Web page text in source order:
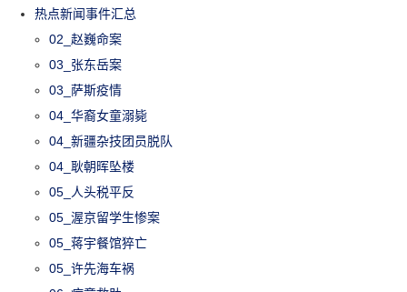
热点新闻事件汇总
02_赵巍命案
03_张东岳案
03_萨斯疫情
04_华裔女童溺毙
04_新疆杂技团员脱队
04_耿朝晖坠楼
05_人头税平反
05_渥京留学生惨案
05_蒋宇餐馆猝亡
05_许先海车祸